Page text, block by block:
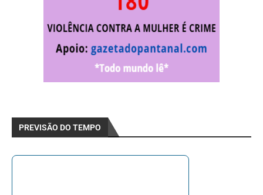
PREVISÃO DO TEMPO